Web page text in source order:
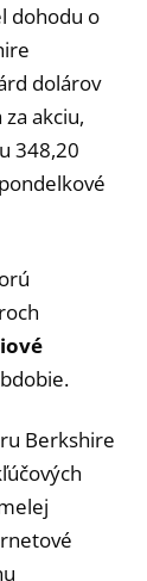
dohodu o
dolárov
akciu,
348,20
Berkshire